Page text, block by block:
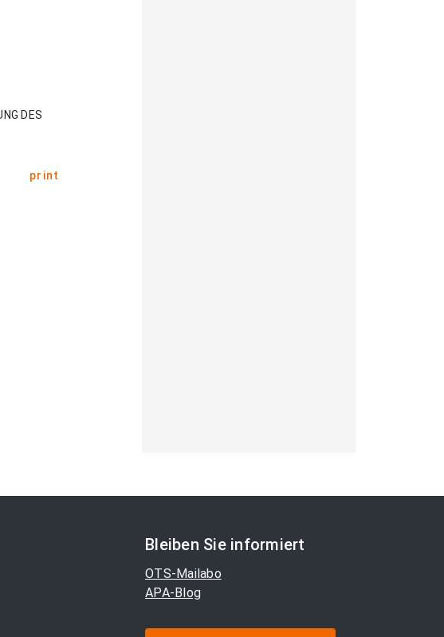
DES
print
Bleiben Sie informiert
OTS-Mailabo
APA-Blog